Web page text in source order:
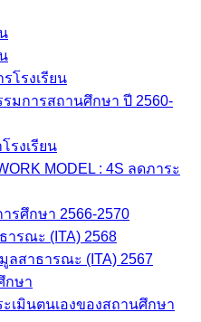
โรงเรียน
มการสถานศึกษา ปี 2560-
รงเรียน
MODEL : 4S ลดภาระ
ศึกษา 2566-2570
ารณะ (ITA) 2568
ลสาธารณะ (ITA) 2567
กษา
ะเมินตนเองของสถานศึกษา